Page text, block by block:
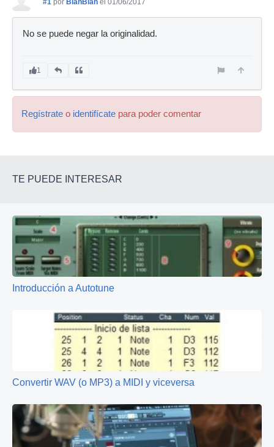
#1 por BlahBlah el 01/06/2017
No se puede negar la originalidad.
1
Regístrate o identifícate para poder comentar
TE PUEDE INTERESAR
Introducción a Autotune
Convertir WAV (o MP3) a MIDI y viceversa